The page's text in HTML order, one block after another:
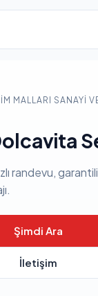
MALLARI SANAYI
randevu,
Şimdi Ara
İletişim